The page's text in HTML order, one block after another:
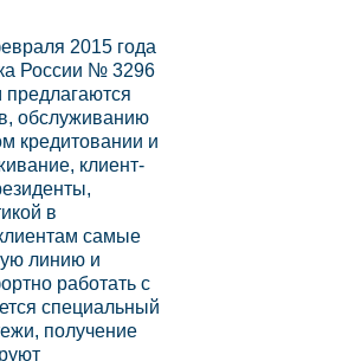
2015 года
России № 3296
обслуживанию
кредитовании и
клиент-
в
самые
линию и
работать с
специальный
получение